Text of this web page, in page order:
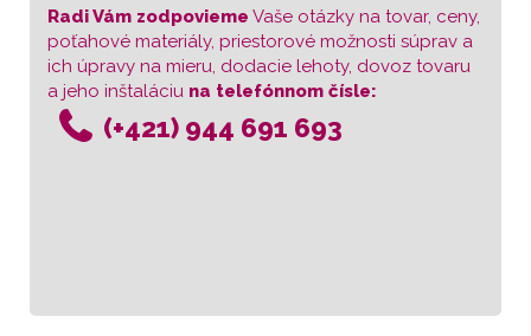
Radi Vám zodpovieme Vaše otázky na tovar, ceny,
poťahové materiály, priestorové možnosti súprav a
ich úpravy na mieru, dodacie lehoty, dovoz tovaru
a jeho inštaláciu na telefónnom čísle:
(+421) 944 691 693​